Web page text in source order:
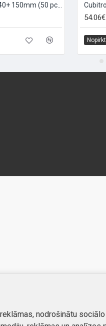
Cubitron disc 240+ 150mm (50 pcs.)
54.06€
Nopirkt
nodrošinātu